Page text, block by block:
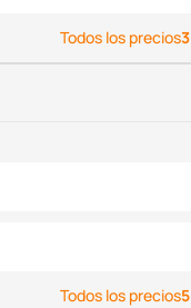
Todos los precios3
Todos los precios5